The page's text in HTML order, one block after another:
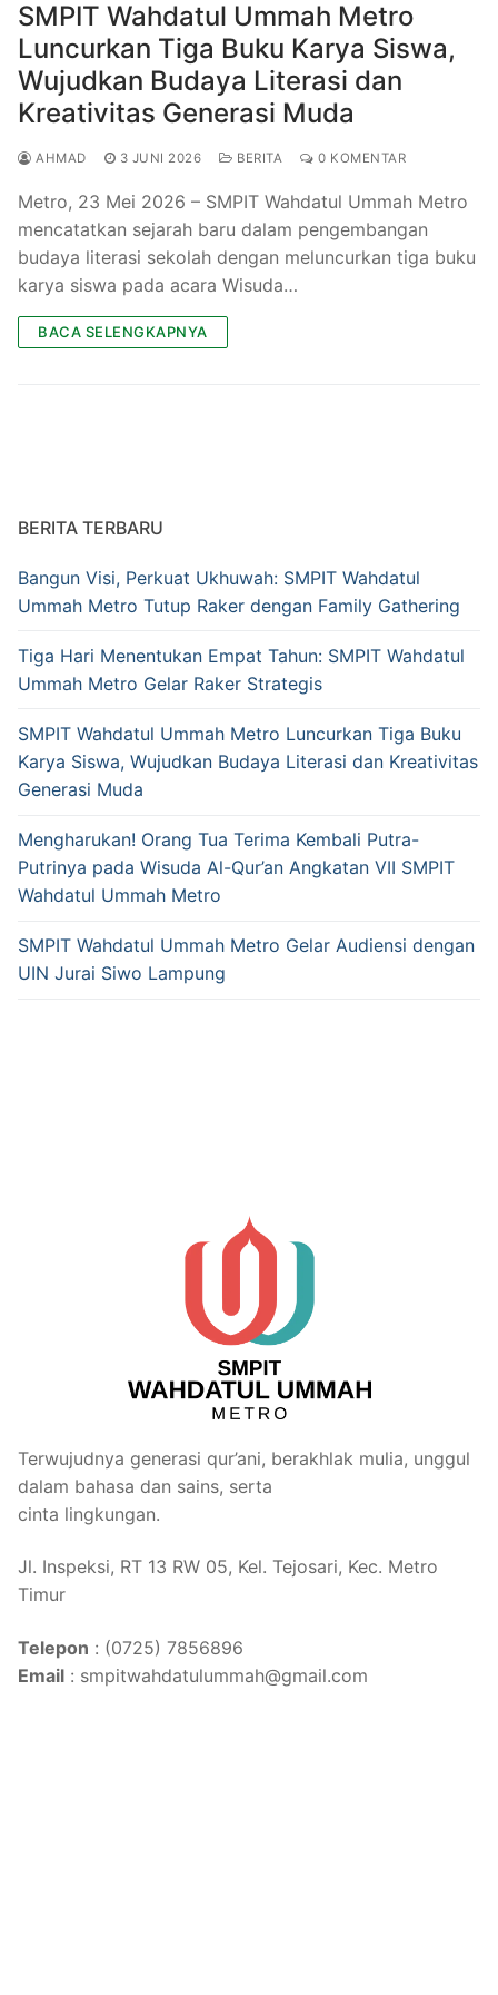
SMPIT Wahdatul Ummah Metro
Luncurkan Tiga Buku Karya Siswa,
Wujudkan Budaya Literasi dan
Kreativitas Generasi Muda
AHMAD 3 JUNI 2026 BERITA 0 KOMENTAR
Metro, 23 Mei 2026 – SMPIT Wahdatul Ummah Metro
mencatatkan sejarah baru dalam pengembangan
budaya literasi sekolah dengan meluncurkan tiga buku
karya siswa pada acara Wisuda…
BACA SELENGKAPNYA
BERITA TERBARU
Bangun Visi, Perkuat Ukhuwah: SMPIT Wahdatul
Ummah Metro Tutup Raker dengan Family Gathering
Tiga Hari Menentukan Empat Tahun: SMPIT Wahdatul
Ummah Metro Gelar Raker Strategis
SMPIT Wahdatul Ummah Metro Luncurkan Tiga Buku
Karya Siswa, Wujudkan Budaya Literasi dan Kreativitas
Generasi Muda
Mengharukan! Orang Tua Terima Kembali Putra-
Putrinya pada Wisuda Al-Qur’an Angkatan VII SMPIT
Wahdatul Ummah Metro
SMPIT Wahdatul Ummah Metro Gelar Audiensi dengan
UIN Jurai Siwo Lampung
Terwujudnya generasi qur’ani, berakhlak mulia, unggul
dalam bahasa dan sains, serta
cinta lingkungan.
Jl. Inspeksi, RT 13 RW 05, Kel. Tejosari, Kec. Metro
Timur
Telepon : (0725) 7856896
Email : smpitwahdatulummah@gmail.com